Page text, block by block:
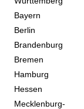
Bayern
Berlin
Brandenburg
Bremen
Hamburg
Hessen
Mecklenburg-